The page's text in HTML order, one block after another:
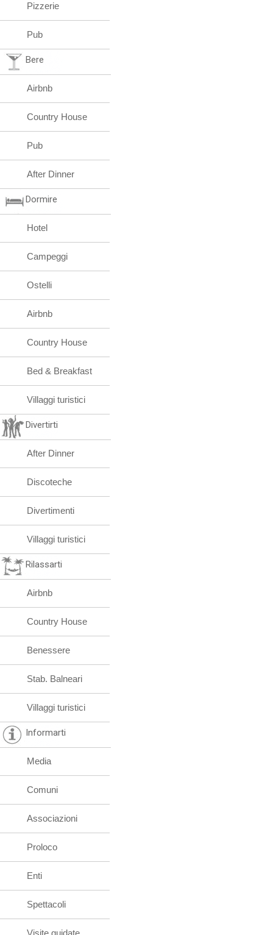
Pizzerie
Pub
Bere
Airbnb
Country House
Pub
After Dinner
Dormire
Hotel
Campeggi
Ostelli
Airbnb
Country House
Bed & Breakfast
Villaggi turistici
Divertirti
After Dinner
Discoteche
Divertimenti
Villaggi turistici
Rilassarti
Airbnb
Country House
Benessere
Stab. Balneari
Villaggi turistici
Informarti
Media
Comuni
Associazioni
Proloco
Enti
Spettacoli
Visite guidate